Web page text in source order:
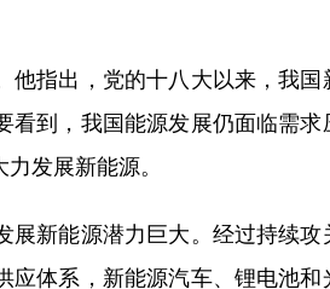
指出，党的十八大以来，我国
看到，我国能源发展仍面临需
发展新能源。
新能源潜力巨大。经过持续攻
应体系，新能源汽车、锂电池